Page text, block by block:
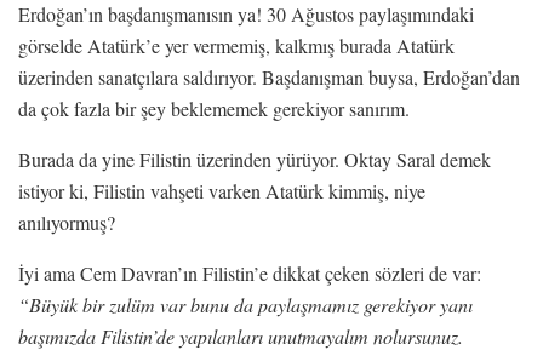
Erdoğan’ın başdanışmanısın ya! 30 Ağustos paylaşımındaki
görselde Atatürk’e yer vermemiş, kalkmış burada Atatürk
üzerinden sanatçılara saldırıyor. Başdanışman buysa, Erdoğan’dan
da çok fazla bir şey beklememek gerekiyor sanırım.
Burada da yine Filistin üzerinden yürüyor. Oktay Saral demek
istiyor ki, Filistin vahşeti varken Atatürk kimmiş, niye
anılıyormuş?
İyi ama Cem Davran’ın Filistin’e dikkat çeken sözleri de var:
“Büyük bir zulüm var bunu da paylaşmamız gerekiyor yanı
başımızda Filistin’de yapılanları unutmayalım nolursunuz.